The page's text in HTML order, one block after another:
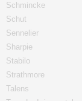
Schmincke
Schut
Sennelier
Sharpie
Stabilo
Strathmore
Talens